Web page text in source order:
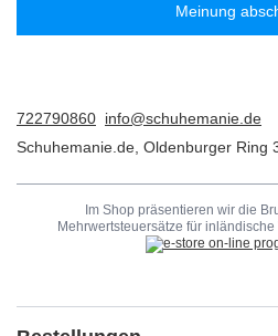
Meinung
722790860 info@schuhemanie.de
Schuhemanie.de Oldenburger Ring
Im Shop präsentieren wir die
Mehrwertsteuersätze für